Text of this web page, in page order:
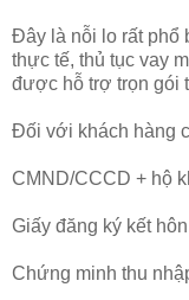
Đây là nỗi lo rất phổ
thực tế, thủ tục vay
được hỗ trợ trọn gói
Đối với khách hàng
CMND/CCCD + hộ
Giấy đăng ký kết
Chứng minh thu